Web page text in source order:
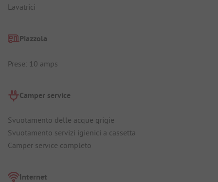
Lavatrici
Piazzola
Prese: 10 amps
Camper service
Svuotamento delle acque grigie
Svuotamento servizi igienici a cassetta
Camper service completo
Internet